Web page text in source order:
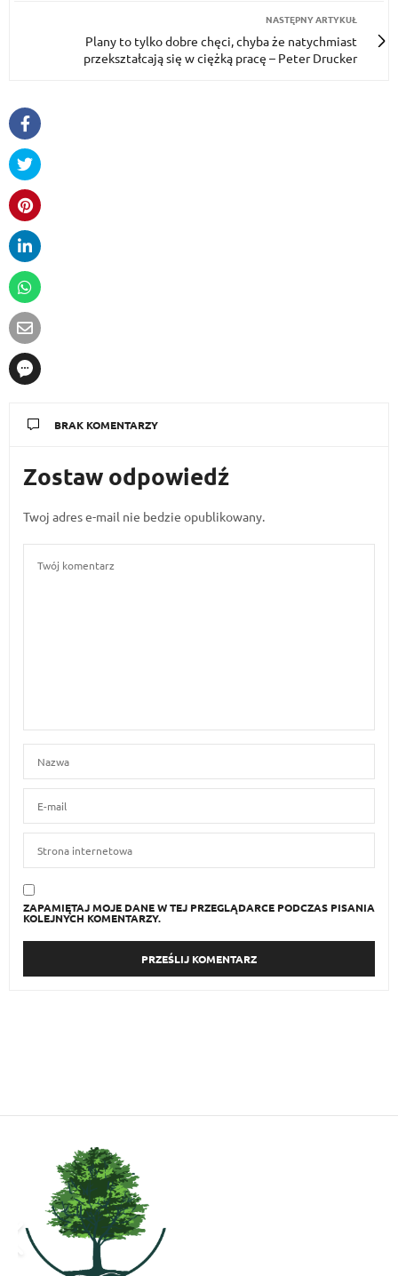
NASTĘPNY ARTYKUŁ
Plany to tylko dobre chęci, chyba że natychmiast
przekształcają się w ciężką pracę – Peter Drucker
BRAK KOMENTARZY
Zostaw odpowiedź
Twoj adres e-mail nie bedzie opublikowany.
ZAPAMIĘTAJ MOJE DANE W TEJ PRZEGLĄDARCE PODCZAS PISANIA
KOLEJNYCH KOMENTARZY.